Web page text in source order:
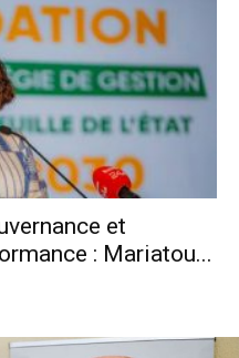
et
: Mariatou...